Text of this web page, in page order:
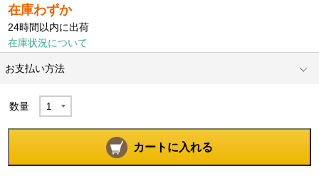
在庫わずか
24時間以内に出荷
在庫状況について
お支払い方法
数量
カートに入れる